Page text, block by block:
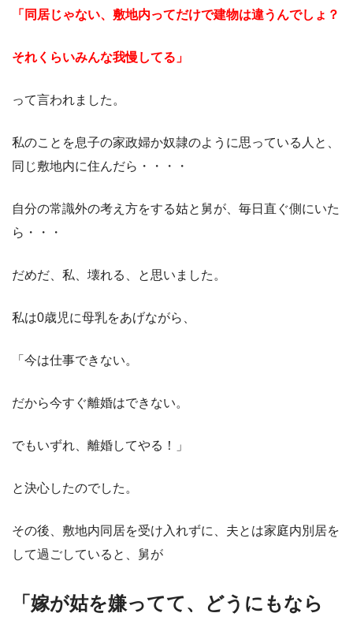
「同居じゃない、敷地内ってだけで建物は違うんでしょ？
それくらいみんな我慢してる」
って言われました。
私のことを息子の家政婦か奴隷のように思っている人と、
同じ敷地内に住んだら・・・・
自分の常識外の考え方をする姑と舅が、毎日直ぐ側にいた
ら・・・
だめだ、私、壊れる、と思いました。
私は0歳児に母乳をあげながら、
「今は仕事できない。
だから今すぐ離婚はできない。
でもいずれ、離婚してやる！」
と決心したのでした。
その後、敷地内同居を受け入れずに、夫とは家庭内別居を
して過ごしていると、舅が
「嫁が姑を嫌ってて、どうにもなら